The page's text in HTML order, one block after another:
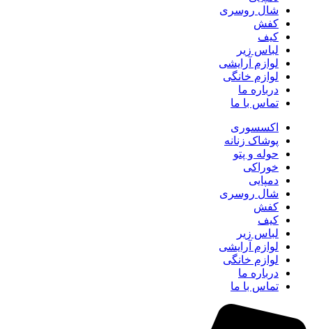
شال روسری
کفش
کیف
لباس زیر
لوازم آرایشی
لوازم خانگی
درباره ما
تماس با ما
اکسسوری
پوشاک زنانه
حوله و پتو
خوراکی
دمپایی
شال روسری
کفش
کیف
لباس زیر
لوازم آرایشی
لوازم خانگی
درباره ما
تماس با ما